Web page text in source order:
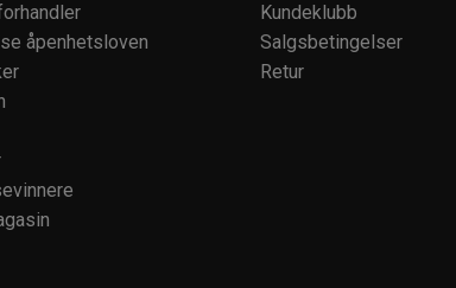
åpenhetsloven
Kundeklubb
Salgsbetingelser
Retur